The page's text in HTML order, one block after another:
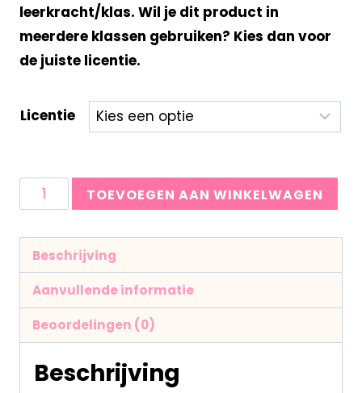
leerkracht/klas. Wil je dit product in
meerdere klassen gebruiken? Kies dan voor
de juiste licentie.
Licentie
TOEVOEGEN AAN WINKELWAGEN
Beschrijving
Aanvullende informatie
Beoordelingen (0)
Beschrijving